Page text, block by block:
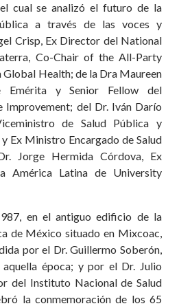
cual se analizó el futuro de la
a través de las voces y
Crisp, Ex Director del National
Co-Chair of the All-Party
Health; de la Dra Maureen
Emérita y Senior Fellow del
del Dr. Iván Darío
de Salud Pública y
Ex Ministro Encargado de Salud
Jorge Hermida Córdova, Ex
América Latina de University
en el antiguo edificio de la
de México situado en Mixcoac,
por el Dr. Guillermo Soberón,
aquella época; y por el Dr. Julio
del Instituto Nacional de Salud
la conmemoración de los 65